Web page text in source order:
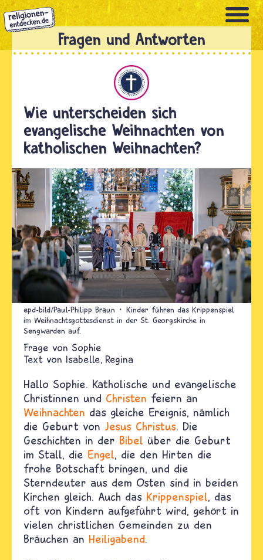
Direkt
zum
Inhalt
Wie unterscheiden sich
evangelische Weihnachten von
katholischen Weihnachten?
epd-bild/Paul-Philipp Braun
Kinder führen das Krippenspiel
im Weihnachtsgottesdienst in der St. Georgskirche in
Sengwarden auf.
Sophie
Text von Isabelle Regina
Hallo Sophie. Katholische und evangelische
Christinnen und Christen feiern an
Weihnachten das gleiche Ereignis, nämlich
die Geburt von Jesus Christus. Die
Geschichten in der Bibel über die Geburt
im Stall, die Engel, die den Hirten die
frohe Botschaft bringen, und die
Sterndeuter aus dem Osten sind in beiden
Kirchen gleich. Auch das Krippenspiel, das
oft von Kindern aufgeführt wird, gehört in
vielen christlichen Gemeinden zu den
Bräuchen an Heiligabend.